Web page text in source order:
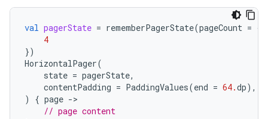
val pagerState = rememberPagerState(pageCount = {
4
})
HorizontalPager(
state = pagerState,
contentPadding = PaddingValues(end = 64.dp),
)
{ page -
// page content